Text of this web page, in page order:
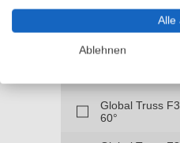
Artikel
Global Truss
60°
Alle
Ablehnen